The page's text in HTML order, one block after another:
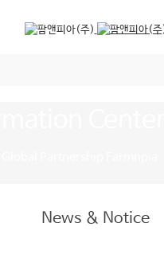
News & Notice